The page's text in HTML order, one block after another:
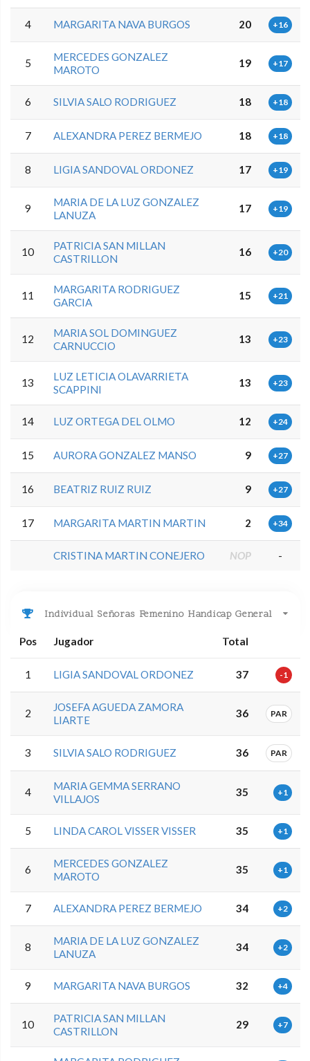
4 MARGARITA NAVA BURGOS 20 +16
5
MERCEDES GONZALEZ
MAROTO
19 +17
6 SILVIA SALO RODRIGUEZ 18 +18
7 ALEXANDRA PEREZ BERMEJO 18 +18
8 LIGIA SANDOVAL ORDONEZ 17 +19
9
MARIA DE LA LUZ GONZALEZ
LANUZA
17 +19
10
PATRICIA SAN MILLAN
CASTRILLON
16 +20
11
MARGARITA RODRIGUEZ
GARCIA
15 +21
12
MARIA SOL DOMINGUEZ
CARNUCCIO
13 +23
13
LUZ LETICIA OLAVARRIETA
SCAPPINI
13 +23
14 LUZ ORTEGA DEL OLMO 12 +24
15 AURORA GONZALEZ MANSO 9 +27
16 BEATRIZ RUIZ RUIZ 9 +27
17 MARGARITA MARTIN MARTIN 2 +34
CRISTINA MARTIN CONEJERO NOP -
Individual Señoras Femenino Handicap General
Pos Jugador Total
1 LIGIA SANDOVAL ORDONEZ 37 -1
2
JOSEFA AGUEDA ZAMORA
LIARTE
36 PAR
3 SILVIA SALO RODRIGUEZ 36 PAR
4
MARIA GEMMA SERRANO
VILLAJOS
35 +1
5 LINDA CAROL VISSER VISSER 35 +1
6
MERCEDES GONZALEZ
MAROTO
35 +1
7 ALEXANDRA PEREZ BERMEJO 34 +2
8
MARIA DE LA LUZ GONZALEZ
LANUZA
34 +2
9 MARGARITA NAVA BURGOS 32 +4
10
PATRICIA SAN MILLAN
CASTRILLON
29 +7